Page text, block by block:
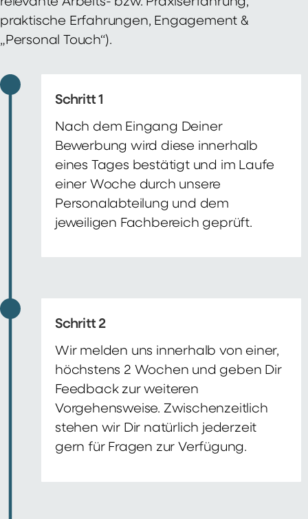
praktische Erfahrungen, Engagement &
„Personal Touch“).
Schritt 1
Nach dem Eingang Deiner
Bewerbung wird diese innerhalb
eines Tages bestätigt und im Laufe
einer Woche durch unsere
Personalabteilung und dem
jeweiligen Fachbereich geprüft.
Schritt 2
Wir melden uns innerhalb von einer,
höchstens 2 Wochen und geben Dir
Feedback zur weiteren
Vorgehensweise. Zwischenzeitlich
stehen wir Dir natürlich jederzeit
gern für Fragen zur Verfügung.